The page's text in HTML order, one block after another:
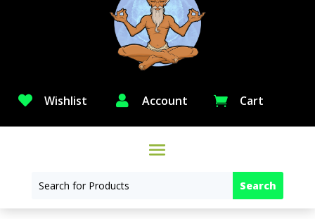
 Wishlist  Account  Cart